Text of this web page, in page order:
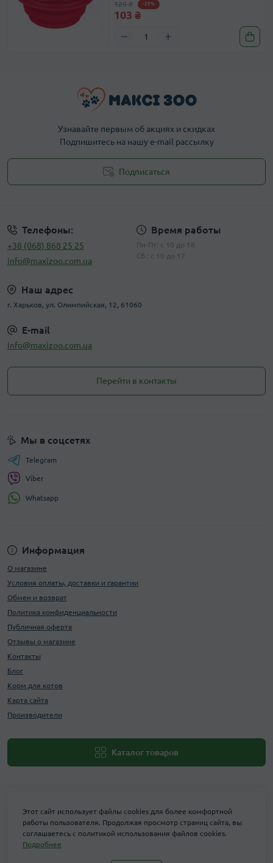
129 ₴ -20%
103 ₴
Узнавайте первым об акциях и скидках
Подпишитесь на нашу e-mail рассылку
Подписаться
Телефоны:
+38 (068) 868 25 25
info@maxizoo.com.ua
Время работы
Пн-Пт: с 10 до 18
Сб.: с 10 до 17
Наш адрес
г. Харьков, ул. Олимпийская, 12, 61060
E-mail
info@maxizoo.com.ua
Перейти в контакты
Информация
О магазине
Условия оплаты, доставки и гарантии
Обмен и возврат
Политика конфиденциальности
Публичная оферта
Отзывы о магазине
Контакты
Блог
Корм для котов
Карта сайта
Производители
Каталог товаров
Мы в соцсетях
Telegram
Viber
Whatsapp
Этот сайт использует файлы cookies для более комфортной
работы пользователя. Продолжая просмотр страниц сайта, вы
соглашаетесь с политикой использования файлов cookies.
Подробнее